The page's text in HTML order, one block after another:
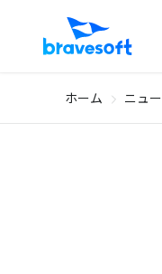
ホーム ニュ